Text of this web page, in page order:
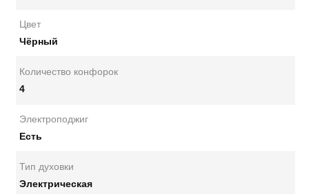
Цвет
Чёрный
Количество конфорок
4
Электроподжиг
Есть
Тип духовки
Электрическая